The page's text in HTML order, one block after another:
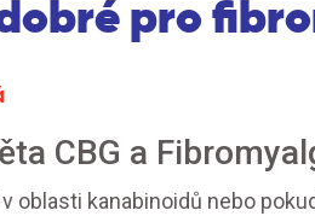
pro
CBG a
oblasti kanabinoidů nebo